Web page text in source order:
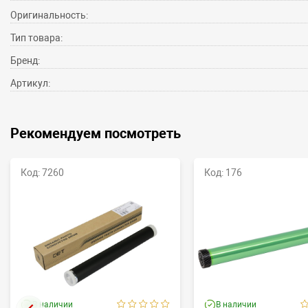
Оригинальность:
Тип товара:
Бренд:
Артикул:
Рекомендуем посмотреть
Код: 7260
В наличии
Код: 176
В наличии